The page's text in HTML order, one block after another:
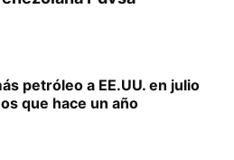
petróleo a EE.UU. en julio
que hace un año